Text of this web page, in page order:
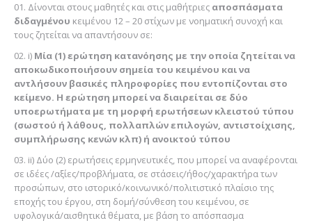
Δίνονται στους μαθητές και στις μαθήτριες αποσπάσματα
διδαγμένου κειμένου 12 – 20 στίχων με νοηματική συνοχή και
τους ζητείται να απαντήσουν σε:
i) Μία (1) ερώτηση κατανόησης με την οποία ζητείται να
αποκωδικοποιήσουν σημεία του κειμένου και να
αντλήσουν βασικές πληροφορίες που εντοπίζονται στο
κείμενο. Η ερώτηση μπορεί να διαιρείται σε δύο
υποερωτήματα με τη μορφή ερωτήσεων κλειστού τύπου
(σωστού ή λάθους, πολλαπλών επιλογών, αντιστοίχισης,
συμπλήρωσης κενών κλπ) ή ανοικτού τύπου
ii) Δύο (2) ερωτήσεις ερμηνευτικές, που μπορεί να αναφέρονται
σε ιδέες /αξίες/προβλήματα, σε στάσεις/ήθος/χαρακτήρα των
προσώπων, στο ιστορικό/κοινωνικό/πολιτιστικό πλαίσιο της
εποχής του έργου, στη δομή/σύνθεση του κειμένου, σε
υφολογικά/αισθητικά θέματα, με βάση το απόσπασμα